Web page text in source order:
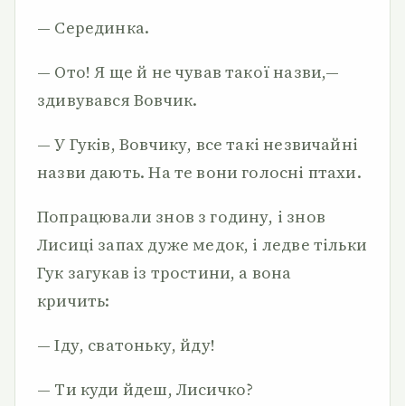
— Серединка.
— Ото! Я ще й не чував такої назви,—
здивувався Вовчик.
— У Гуків, Вовчику, все такі незвичайні
назви дають. На те вони голосні птахи.
Попрацювали знов з годину, і знов
Лисиці запах дуже медок, і ледве тільки
Гук загукав із тростини, а вона
кричить:
— Іду, сватоньку, йду!
— Ти куди йдеш, Лисичко?